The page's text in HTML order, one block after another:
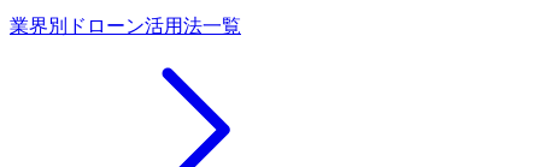
業界別ドローン活用法一覧